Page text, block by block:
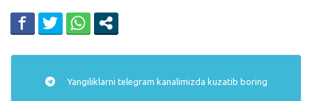
Yangiliklarni telegram kanalimizda kuzatib boring